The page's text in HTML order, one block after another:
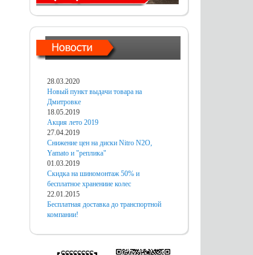
28.03.2020
Новый пункт выдачи товара на
Дмитровке
18.05.2019
Акция лето 2019
27.04.2019
Снижение цен на диски Nitro N2O,
Yamato и "реплика"
01.03.2019
Скидка на шиномонтаж 50% и
бесплатное хранениие колес
22.01.2015
Бесплатная доставка до транспортной
компании!